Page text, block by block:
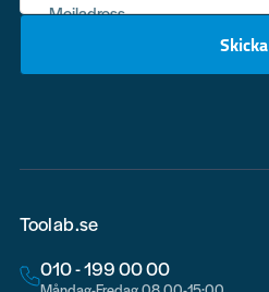
Mejladress
Skicka
Toolab.se
010 - 199 00 00